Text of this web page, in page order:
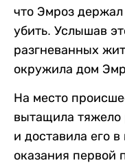
что Эмроз
убить. Услышав
разгневанных
окружила дом
На место
вытащила тяжело
и доставила его
оказания первой